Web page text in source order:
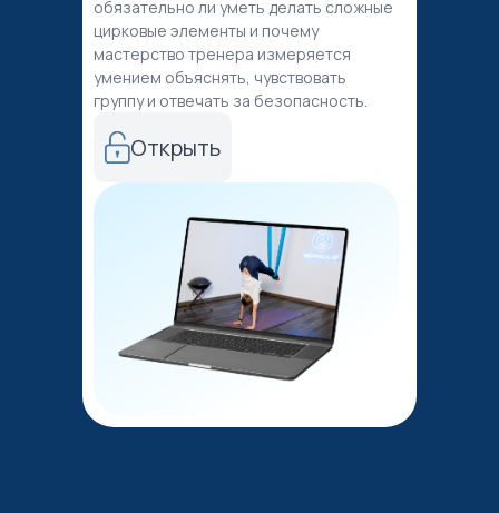
обязательно ли уметь делать сложные
цирковые элементы и почему
мастерство тренера измеряется
умением объяснять, чувствовать
группу и отвечать за безопасность.
Открыть